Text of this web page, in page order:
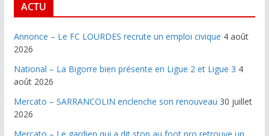
ACTU
Annonce – Le FC LOURDES recrute un emploi civique 4 août
2026
National – La Bigorre bien présente en Ligue 2 et Ligue 3 4
août 2026
Mercato – SARRANCOLIN enclenche son renouveau 30 juillet
2026
Mercato – Le gardien qui a dit stop au foot pro retrouve un